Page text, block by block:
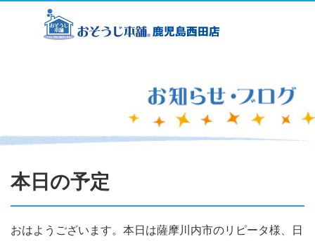
本日の予定
おはようございます。本日は薩摩川内市のリピータ様、日